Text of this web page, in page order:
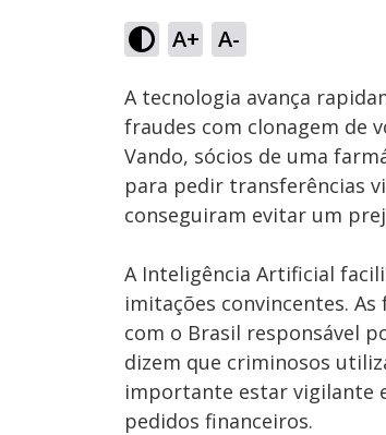
A+ A-
Ativar
Som
A tecnologia avança
fraudes com clonagem de
Vando, sócios de uma
para pedir transferências
conseguiram evitar um
A Inteligência Artificial
imitações convincentes.
com o Brasil responsável
dizem que criminosos
importante estar vigilante
pedidos financeiros.